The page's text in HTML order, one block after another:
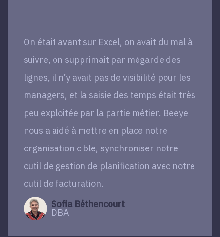
On était avant sur Excel, on avait du mal à
suivre, on supprimait par mégarde des
lignes, il n’y avait pas de visibilité pour les
managers, et la saisie des temps était très
peu exploitée par la partie métier. Beeye
nous a aidé à mettre en place notre
organisation cible, synchroniser notre
outil de gestion de planification avec notre
outil de facturation.
Sofia Béthencourt
DBA